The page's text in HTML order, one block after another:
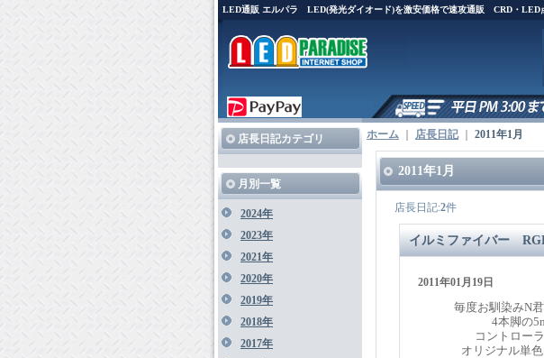
LED通販 エルパラ LED(発光ダイオード)を激安価格で速攻通販 CRD・LED
店長日記カテゴリ
月別一覧
2024年
2023年
2021年
2020年
2019年
2018年
2017年
ホーム 店長日記｜ 2011年1月
2011年1月
店長日記:2件
イルミファイバー
2011年01月19日
毎度お馴染みN
4本脚の
コントロー
オリジナル単